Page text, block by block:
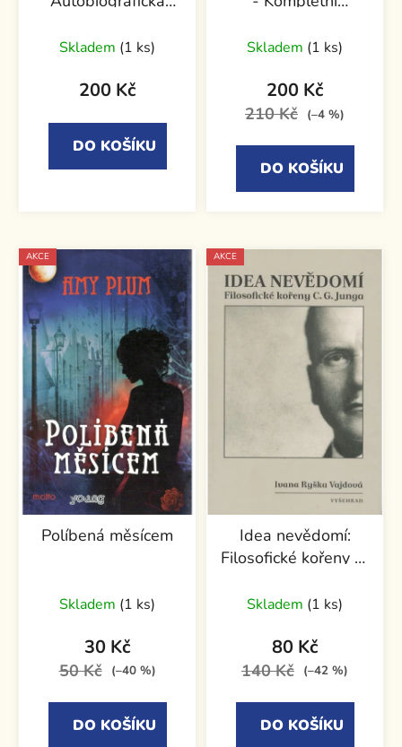
Hrabal
Skladem (1 ks)
200 Kč
DO KOŠÍKU
Skladem (1 ks)
200 Kč
210 Kč (–4 %)
DO KOŠÍKU
AKCE
Políbená měsícem
Skladem (1 ks)
30 Kč
50 Kč (–40 %)
DO KOŠÍKU
AKCE
Idea nevědomí:
Filosofické kořeny C.
Skladem (1 ks)
80 Kč
140 Kč (–42 %)
DO KOŠÍKU